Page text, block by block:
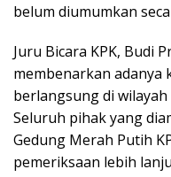
belum diumumkan
Juru Bicara KPK, Budi
membenarkan adanya
berlangsung di wilayah
Seluruh pihak yang
Gedung Merah Putih
pemeriksaan lebih